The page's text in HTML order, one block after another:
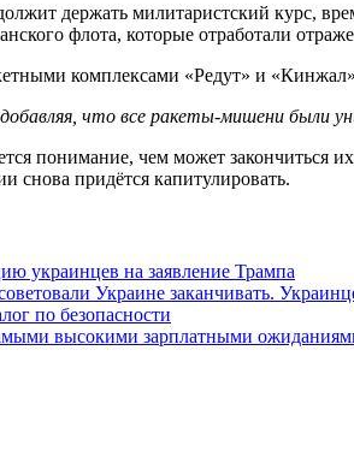
держать милитаристский курс,
флота, которые отработали
комплексами «Редут» и
что все ракеты-мишени были
понимание, чем может
снова придётся капитулировать.
украинцев на заявление Трампа
Украине заканчивать.
по безопасности
высокими зарплатными